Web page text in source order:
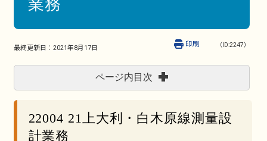
業務
最終更新日： 2021年8月17日 （ID:2247）
印刷
ページ内目次
22004 21上大利・白木原線測量設
計業務